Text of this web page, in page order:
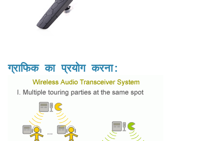
ग्राफिक का प्रयोग करना: